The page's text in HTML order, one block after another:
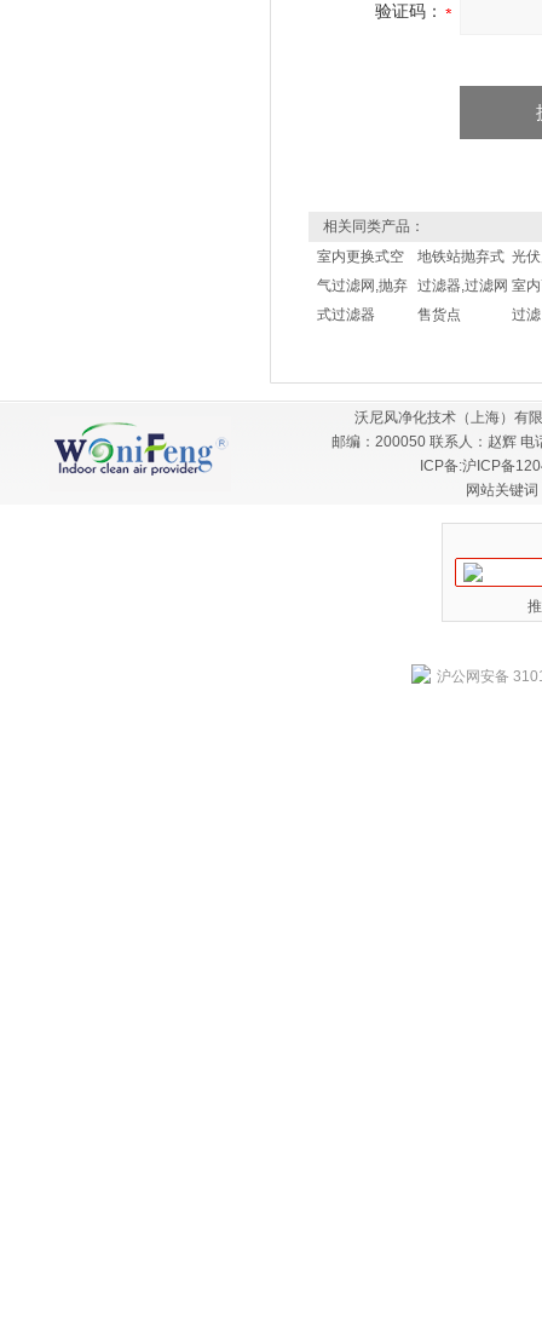
验证码：
相关同类产品：
室内更换式空
气过滤网,抛弃
式过滤器
地铁站抛弃式
过滤器,过滤网
售货点
光
室
过
沃尼风净化技术（上海）有
邮编：200050 联系人：赵辉
ICP备:沪ICP备
网站关键
沪公网安备